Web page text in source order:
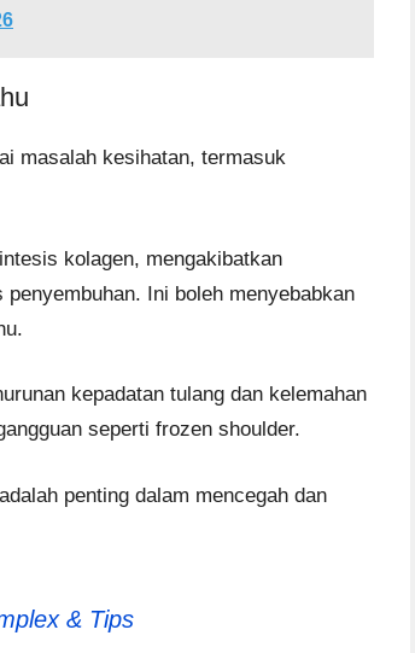
masalah kesihatan, termasuk
kolagen, mengakibatkan
Ini boleh menyebabkan
kepadatan tulang dan kelemahan
seperti frozen shoulder.
penting dalam mencegah dan
& Tips